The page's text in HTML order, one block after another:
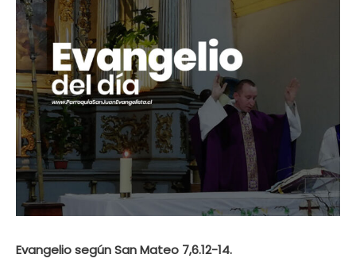
Evangelio según San Mateo 7,6.12-14.